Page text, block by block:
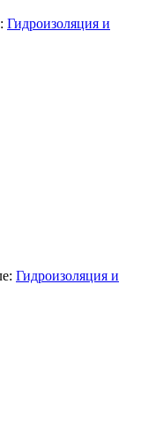
Гидроизоляция и
Гидроизоляция и